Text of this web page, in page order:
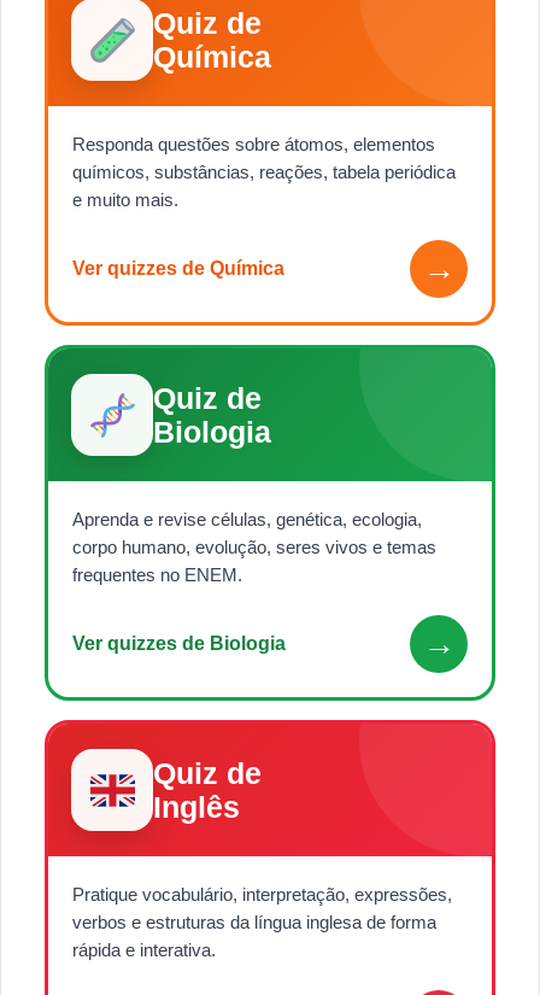
Quiz de
Química
Responda questões sobre átomos, elementos
químicos, substâncias, reações, tabela periódica
e muito mais.
Ver quizzes de Química →
Quiz de
Biologia
Aprenda e revise células, genética, ecologia,
corpo humano, evolução, seres vivos e temas
frequentes no ENEM.
Ver quizzes de Biologia →
Quiz de
Inglês
Pratique vocabulário, interpretação, expressões,
verbos e estruturas da língua inglesa de forma
rápida e interativa.